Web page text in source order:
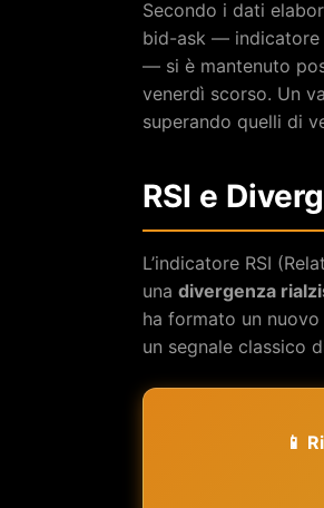
Secondo i dati
bid-ask — indicatore
— si è mantenuto
venerdì scorso. Un
superando quelli di
RSI e
L’indicatore RSI
una divergenza
ha formato un
un segnale classico
📱